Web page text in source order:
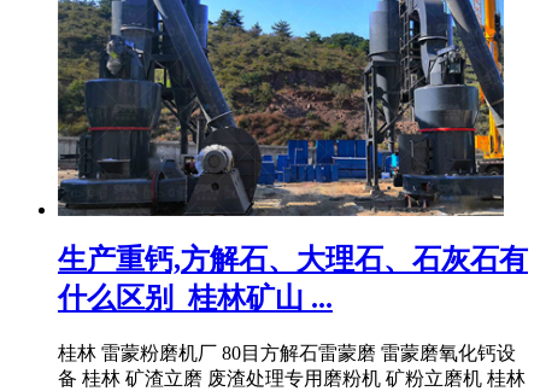
生产重钙,方解石、大理石、石灰石有
什么区别_桂林矿山 ...
桂林 雷蒙粉磨机厂 80目方解石雷蒙磨 雷蒙磨氧化钙设
备 桂林 矿渣立磨 废渣处理专用磨粉机 矿粉立磨机 桂林